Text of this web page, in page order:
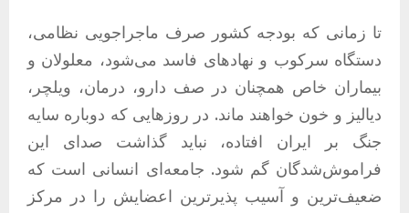
تا زمانی که بودجه کشور صرف ماجراجویی نظامی،
دستگاه سرکوب و نهادهای فاسد می‌شود، معلولان و
بیماران خاص همچنان در صف دارو، درمان، ویلچر،
دیالیز و خون خواهند ماند. در روزهایی که دوباره سایه
جنگ بر ایران افتاده، نباید گذاشت صدای این
فراموش‌شدگان گم شود. جامعه‌ای انسانی است که
ضعیف‌ترین و آسیب ‌پذیرترین اعضایش را در مرکز